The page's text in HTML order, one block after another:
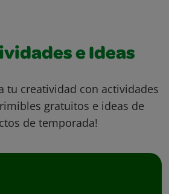
e Ideas
tu creatividad con actividades
gratuitos e ideas de
de temporada!